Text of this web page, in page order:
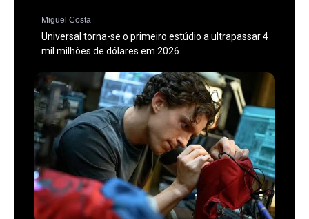
Miguel Costa
Universal torna-se o primeiro estúdio a ultrapassar 4
mil milhões de dólares em 2026